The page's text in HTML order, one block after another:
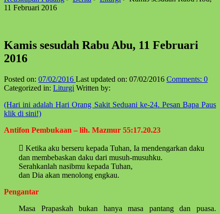
11 Februari 2016
Kamis sesudah Rabu Abu, 11 Februari
2016
Posted on: 07/02/2016 Last updated on: 07/02/2016 Comments: 0
Categorized in: Liturgi Written by:
(Hari ini adalah Hari Orang Sakit Seduani ke-24. Pesan Bapa Paus
klik di sini!)
Antifon Pembukaan – lih. Mazmur 55:17.20.23
 Ketika aku berseru kepada Tuhan, Ia mendengarkan daku
dan membebaskan daku dari musuh-musuhku.
Serahkanlah nasibmu kepada Tuhan,
dan Dia akan menolong engkau.
Pengantar
Masa Prapaskah bukan hanya masa pantang dan puasa.